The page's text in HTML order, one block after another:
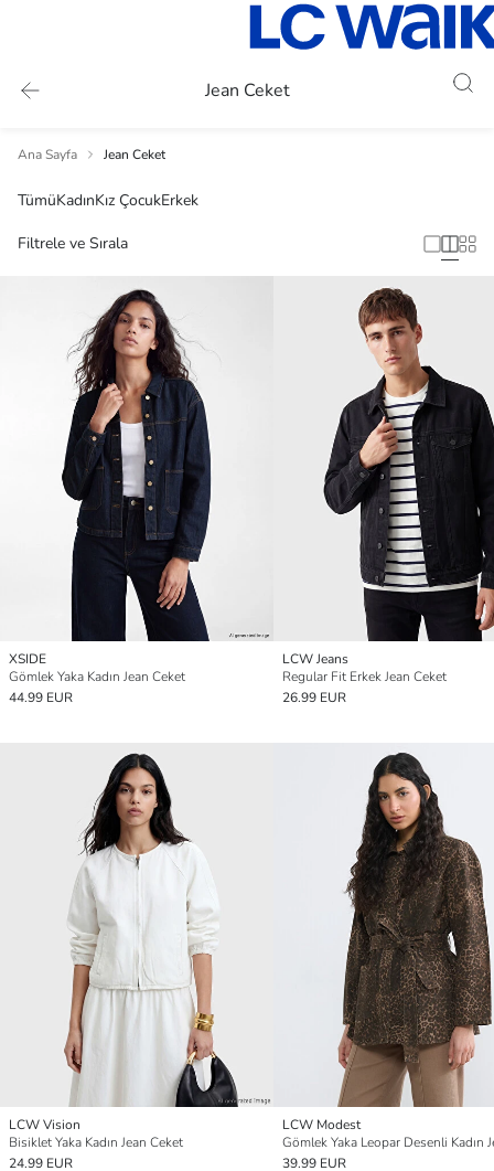
Jean Ceket
Ana Sayfa Jean Ceket
TümüKadınKız ÇocukErkek
Filtrele ve Sırala
XSIDE
Gömlek Yaka Kadın Jean Ceket
44.99 EUR
LCW Jeans
Regular Fit Erkek Jean Ceket
26.99 EUR
LCW Vision
Bisiklet Yaka Kadın Jean Ceket
24.99 EUR
LCW Modest
39.99 EUR